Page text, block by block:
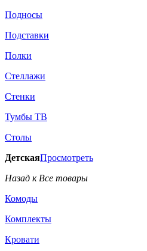
Подносы
Подставки
Полки
Стеллажи
Стенки
Тумбы ТВ
Столы
ДетскаяПросмотреть
Назад к Все товары
Комоды
Комплекты
Кровати